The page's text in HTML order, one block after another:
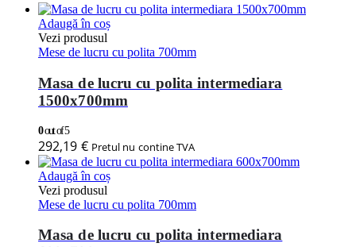
Adaugă în coș
Vezi produsul
Mese de lucru cu polita 700mm
Masa de lucru cu polita intermediara
1500x700mm
0out of 5
292,19 € Pretul nu contine TVA
Adaugă în coș
Vezi produsul
Mese de lucru cu polita 700mm
Masa de lucru cu polita intermediara